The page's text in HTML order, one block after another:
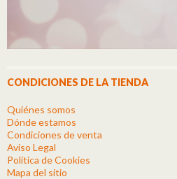
CONDICIONES DE LA TIENDA
Quiénes somos
Dónde estamos
Condiciones de venta
Aviso Legal
Política de Cookies
Mapa del sitio